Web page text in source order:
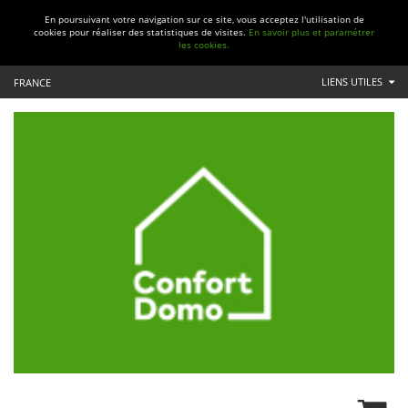
En poursuivant votre navigation sur ce site, vous acceptez l'utilisation de
cookies pour réaliser des statistiques de visites. En savoir plus et paramétrer
les cookies.
FRANCE LIENS UTILES